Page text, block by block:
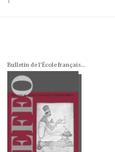
Bulletin de l'École française d'Extrême-Orient (BEFEO)